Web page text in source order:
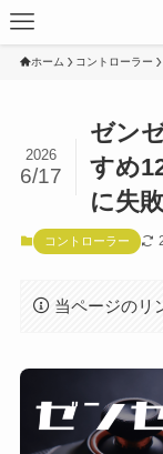
ホーム コントローラー
ゼン
すめ
に失
2026
6/17
コントローラー
当ページのリ